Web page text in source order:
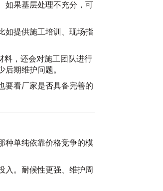
如果基层处理不充分，可
如提供施工培训、现场指
料，还会对施工团队进行
期维护问题。
要看厂家是否具备完善的
种单纯依靠价格竞争的模
入。耐候性更强、维护周